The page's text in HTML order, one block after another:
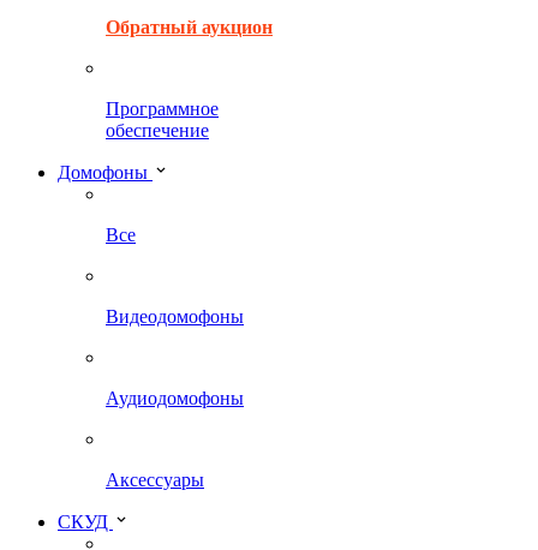
Обратный аукцион
Программное
обеспечение
Домофоны
Все
Видеодомофоны
Аудиодомофоны
Аксессуары
СКУД